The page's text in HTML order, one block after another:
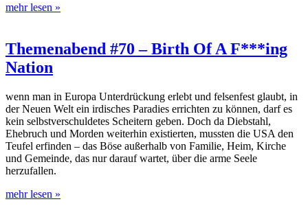
mehr lesen »
Themenabend #70 – Birth Of A F***ing
Nation
wenn man in Europa Unterdrückung erlebt und felsenfest glaubt, in
der Neuen Welt ein irdisches Paradies errichten zu können, darf es
kein selbstverschuldetes Scheitern geben. Doch da Diebstahl,
Ehebruch und Morden weiterhin existierten, mussten die USA den
Teufel erfinden – das Böse außerhalb von Familie, Heim, Kirche
und Gemeinde, das nur darauf wartet, über die arme Seele
herzufallen.
mehr lesen »